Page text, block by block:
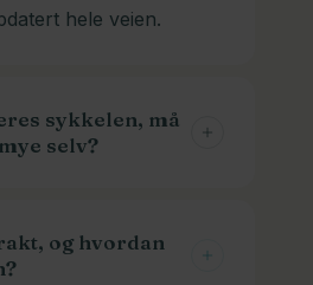
hele veien.
sykkelen, må
selv?
Du kan sykle ut av
du derimot ha lyst til å
og hvordan